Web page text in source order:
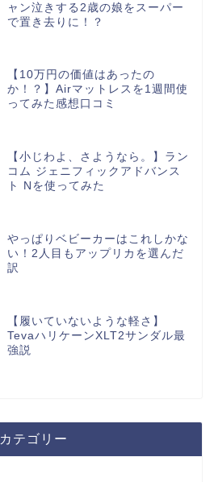
ャン泣きする2歳の娘をスーパー
で置き去りに！？
【10万円の価値はあったの
か！？】Airマットレスを1週間使
ってみた感想口コミ
【小じわよ、さようなら。】ラン
コム ジェニフィックアドバンス
ト Nを使ってみた
やっぱりベビーカーはこれしかな
い！2人目もアップリカを選んだ
訳
【履いていないような軽さ】
TevaハリケーンXLT2サンダル最
強説
カテゴリー